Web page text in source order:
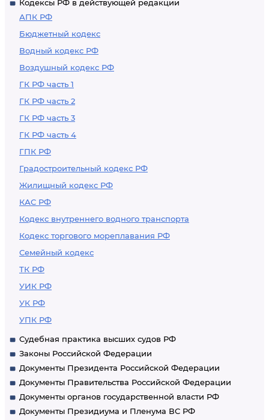
Кодексы РФ в действующей редакции
АПК РФ
Бюджетный кодекс
Водный кодекс РФ
Воздушный кодекс РФ
ГК РФ часть 1
ГК РФ часть 2
ГК РФ часть 3
ГК РФ часть 4
ГПК РФ
Градостроительный кодекс РФ
Жилищный кодекс РФ
КАС РФ
Кодекс внутреннего водного транспорта
Кодекс торгового мореплавания РФ
Семейный кодекс
ТК РФ
УИК РФ
УК РФ
УПК РФ
Судебная практика высших судов РФ
Законы Российской Федерации
Документы Президента Российской Федерации
Документы Правительства Российской Федерации
Документы органов государственной власти РФ
Документы Президиума и Пленума ВС РФ